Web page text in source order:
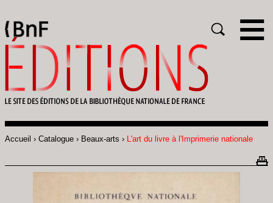
Accueil Catalogue Beaux-arts L'art du livre à l'Imprimerie nationale